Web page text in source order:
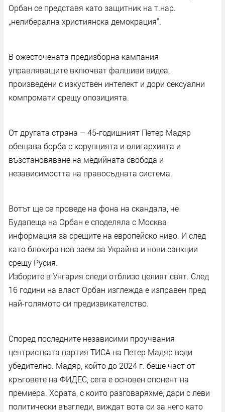
Орбан се представя като защитник на т.нар.
„нелиберална християнска демокрация“.
В ожесточената предизборна кампания
управляващите включват фалшиви видеа,
произведени с изкуствен интелект и дори сексуални
компромати срещу опозицията.
От другата страна – 45-годишният Петер Мадяр
обещава борба с корупцията и олигархията и
възстановяване на медийната свобода и
независимостта на правосъдната система.
Вотът ще се проведе на фона на скандала, че
Будапеща на Орбан е споделяла с Москва
информация за срещите на европейско ниво. И след
като блокира нов заем за Украйна и нови санкции
срещу Русия.
Изборите в Унгария следи отблизо целият свят. След
16 години на власт Орбан изглежда е изправен пред
най-голямото си предизвикателство.
Според последните независими проучвания
центристката партия ТИСА на Петер Мадяр води
убедително. Мадяр, който до 2024 г. беше част от
кръговете на ФИДЕС, сега е основен опонент на
премиера. Хората, с които разговаряхме, дари с леви
политически възгледи, виждат вота си за него като